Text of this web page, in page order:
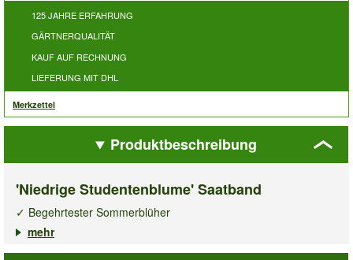
125 JAHRE ERFAHRUNG
GÄRTNERQUALITÄT
KAUF AUF RECHNUNG
LIEFERUNG MIT DHL
Merkzettel
Produktbeschreibung
'Niedrige Studentenblume' Saatband
✓ Begehrtester Sommerblüher
✓ Wenig Aufwand, viele Blüten
mehr